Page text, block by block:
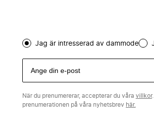
Jag är intresserad av dammode
När du prenumererar, accepterar du våra villkor
prenumerationen på våra nyhetsbrev här.